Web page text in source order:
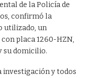
de la Policía de
confirmó la
utilizado, un
placa 1260-HZN,
su domicilio.
investigación y todos